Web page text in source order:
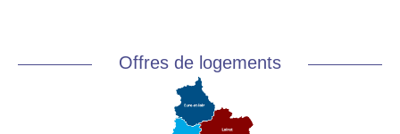
Offres de logements